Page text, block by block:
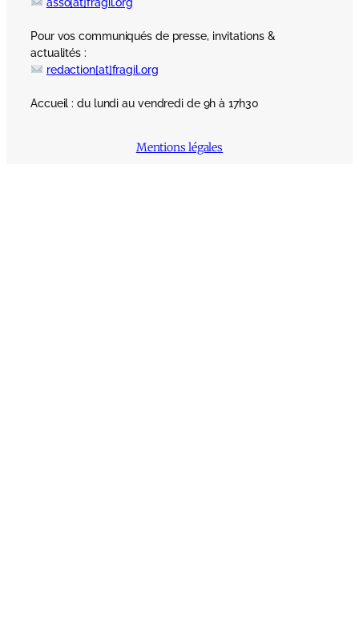
Pour vos communiqués de presse, invitations &
actualités :
redaction[at]fragil.org
Accueil : du lundi au vendredi de 9h à 17h30
Mentions légales